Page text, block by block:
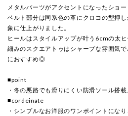
メタルパーツがアクセントになったショー
ベルト部分は同系色の革にクロコの型押
象に仕上がりました。
ヒールはスタイルアップが叶う6cmの太ヒ
細みのスクエアトゥはシャープな雰囲気
におすすめ◎
■point
・冬の悪路でも滑りにくい防滑ソール搭載
■cordeinate
・シンプルなお洋服のワンポイントにな